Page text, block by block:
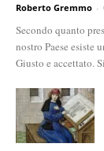
Roberto Gremmo -
Secondo quanto
nostro Paese esiste
Giusto e accettato.